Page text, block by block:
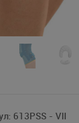
613PSS - VII